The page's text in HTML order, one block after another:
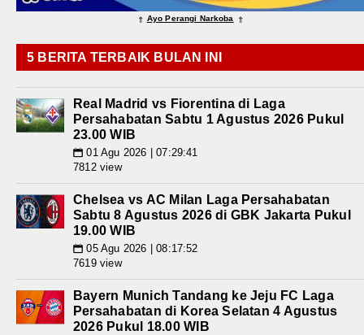
⇑ Ayo Perangi Narkoba ⇑
5 BERITA TERBAIK BULAN INI
Real Madrid vs Fiorentina di Laga
Persahabatan Sabtu 1 Agustus 2026 Pukul
23.00 WIB
📅 01 Agu 2026 | 07:29:41
7812 view
Chelsea vs AC Milan Laga Persahabatan
Sabtu 8 Agustus 2026 di GBK Jakarta Pukul
19.00 WIB
📅 05 Agu 2026 | 08:17:52
7619 view
Bayern Munich Tandang ke Jeju FC Laga
Persahabatan di Korea Selatan 4 Agustus
2026 Pukul 18.00 WIB